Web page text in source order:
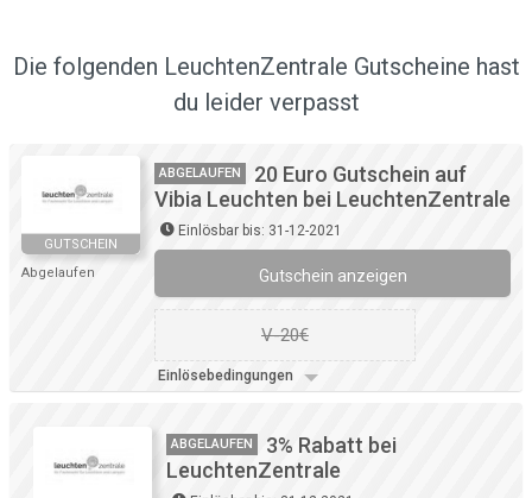
Die folgenden LeuchtenZentrale Gutscheine hast
du leider verpasst
GUTSCHEIN
Abgelaufen
ABGELAUFEN
20 Euro Gutschein auf
Vibia Leuchten bei LeuchtenZentrale
Einlösbar bis: 31-12-2021
Gutschein anzeigen
V-20€
Einlösebedingungen
ABGELAUFEN
3% Rabatt bei
LeuchtenZentrale